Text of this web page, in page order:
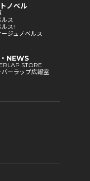
ノベル
ルス
ルスf
ージュノベルス
NEWS
STORE
バーラップ広報室